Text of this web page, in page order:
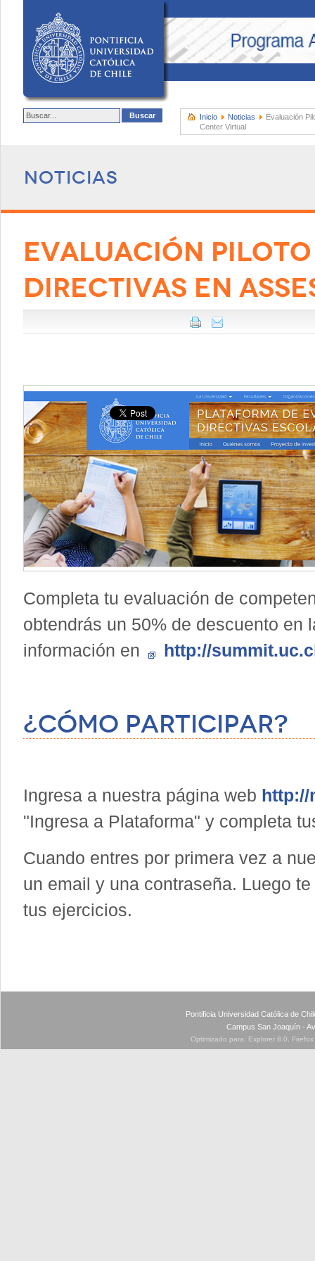
Inicio Noticias
Evaluación
Center Virtual
Noticias
EVALUACIÓN
DIRECTIVAS EN
Completa tu evaluación de
obtendrás un 50% de descuento en
información en
http://
¿Cómo participar?
Ingresa a nuestra página web http://
"Ingresa a Plataforma" y completa
Cuando entres por primera vez a
un email y una contraseña. Luego
tus ejercicios.
Pontificia Universidad Católica de
Campus San Joaquín -
Optimizado para: Explorer 8.0,